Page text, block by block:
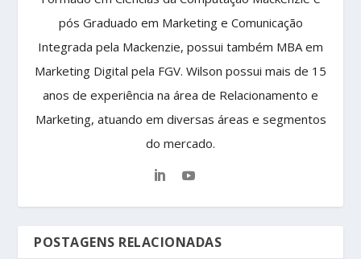
pós Graduado em Marketing e Comunicação
Integrada pela Mackenzie, possui também MBA em
Marketing Digital pela FGV. Wilson possui mais de 15
anos de experiência na área de Relacionamento e
Marketing, atuando em diversas áreas e segmentos
do mercado.
POSTAGENS RELACIONADAS